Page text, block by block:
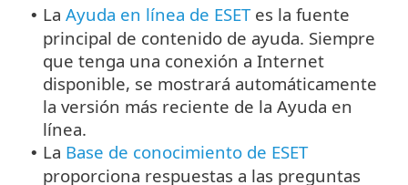
• La Ayuda en línea de ESETes la fuente
principal de contenido de ayuda. Siempre
que tenga una conexión a Internet
disponible, se mostrará automáticamente
la versión más reciente de la Ayuda en
línea.
• La Base de conocimiento de ESET
proporciona respuestas a las preguntas